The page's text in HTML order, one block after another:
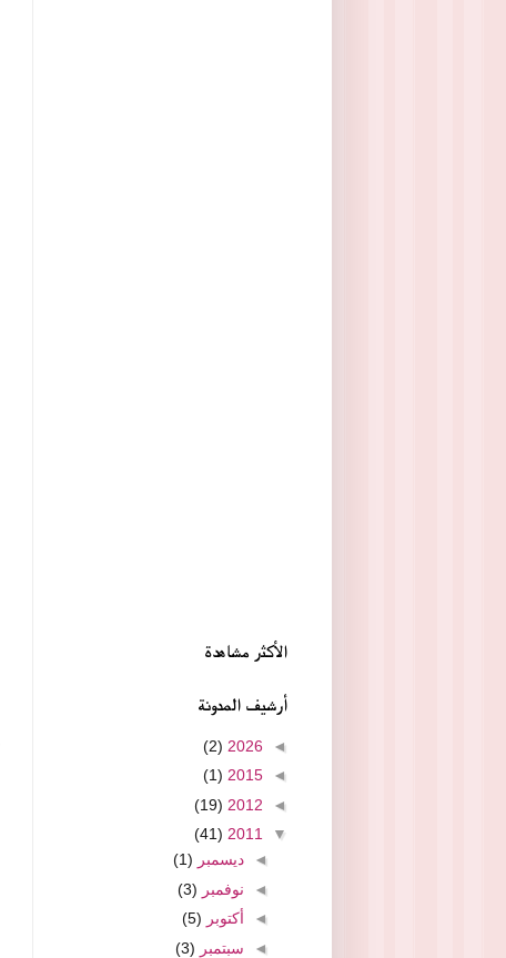
الأكثر مشاهدة
أرشيف المدونة
◄
2026
(2)
◄
2015
(1)
◄
2012
(19)
▼
2011
(41)
◄ديسمبر (1)
◄ نوفمبر (3)
◄ أكتوبر (5)
◄ سبتمبر (3)